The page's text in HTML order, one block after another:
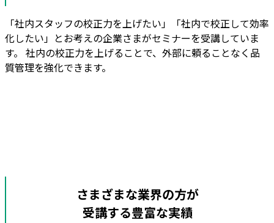
「社内スタッフの校正力を上げたい」「社内で校正して効率
化したい」とお考えの企業さまがセミナーを受講していま
す。 社内の校正力を上げることで、外部に頼ることなく品
質管理を強化できます。
さまざまな業界の方が
受講する豊富な実績